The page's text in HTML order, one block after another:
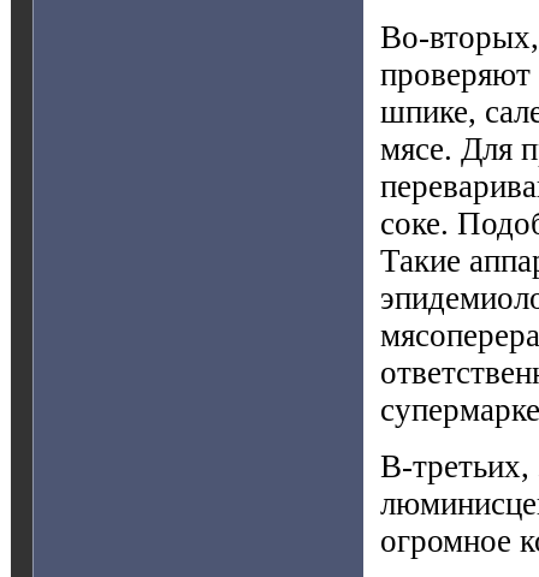
Во-
проверяют
шпике,
мясе. Для
соке.
Такие
В-
огромное